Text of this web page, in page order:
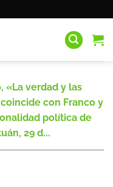
«La verdad y las
con Franco y
política de
29 d...